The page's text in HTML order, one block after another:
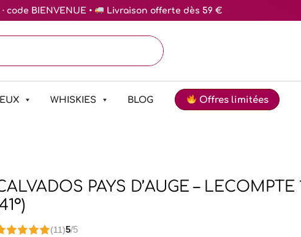
code BIENVENUE • Livraison offerte dès 59 €
WHISKIES BLOG Offres limitées
PAYS D’AUGE – LECOMPTE
(11)5/5